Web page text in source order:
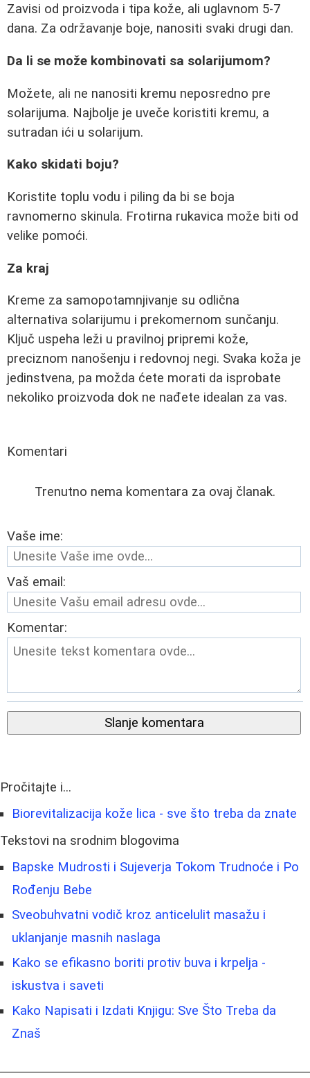
Zavisi od proizvoda i tipa kože, ali uglavnom 5-7
dana. Za održavanje boje, nanositi svaki drugi dan.
Da li se može kombinovati sa solarijumom?
Možete, ali ne nanositi kremu neposredno pre
solarijuma. Najbolje je uveče koristiti kremu, a
sutradan ići u solarijum.
Kako skidati boju?
Koristite toplu vodu i piling da bi se boja
ravnomerno skinula. Frotirna rukavica može biti od
velike pomoći.
Za kraj
Kreme za samopotamnjivanje su odlična
alternativa solarijumu i prekomernom sunčanju.
Ključ uspeha leži u pravilnoj pripremi kože,
preciznom nanošenju i redovnoj negi. Svaka koža je
jedinstvena, pa možda ćete morati da isprobate
nekoliko proizvoda dok ne nađete idealan za vas.
Komentari
Trenutno nema komentara za ovaj članak.
Vaše ime:
Vaš email:
Komentar:
Slanje komentara
Pročitajte i...
Biorevitalizacija kože lica - sve što treba da znate
Tekstovi na srodnim blogovima
Bapske Mudrosti i Sujeverja Tokom Trudnoće i Po
Rođenju Bebe
Sveobuhvatni vodič kroz anticelulit masažu i
uklanjanje masnih naslaga
Kako se efikasno boriti protiv buva i krpelja -
iskustva i saveti
Kako Napisati i Izdati Knjigu: Sve Što Treba da
Znaš